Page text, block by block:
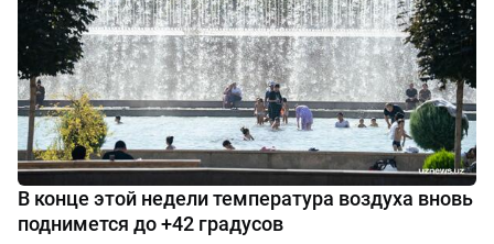
В конце этой недели температура воздуха вновь
поднимется до +42 градусов